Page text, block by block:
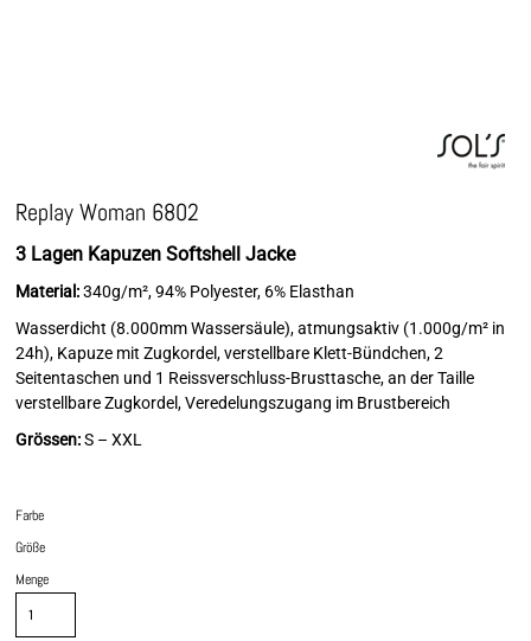
Replay Woman 6802
3 Lagen Kapuzen Softshell Jacke
Material:340g/m², 94% Polyester, 6% Elasthan
Wasserdicht (8.000mm Wassersäule), atmungsaktiv (1.000g/m² in
24h), Kapuze mit Zugkordel, verstellbare Klett-Bündchen, 2
Seitentaschen und 1 Reissverschluss-Brusttasche, an der Taille
verstellbare Zugkordel, Veredelungszugang im Brustbereich
Grössen:S – XXL
Farbe
Größe
Menge